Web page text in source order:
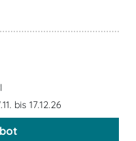
bis 17.12.26